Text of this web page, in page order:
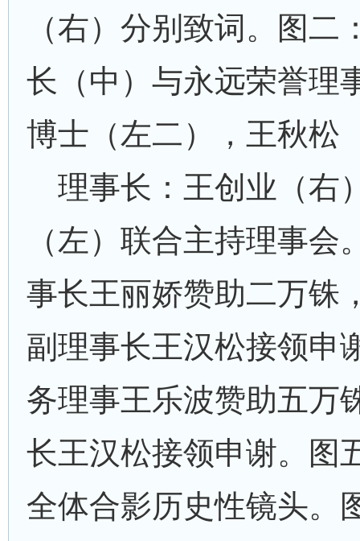
（右）分别致词。图二
长（中）与永远荣誉理
博士（左二），王秋松
理事长：王创业（右
（左）联合主持理事会
事长王丽娇赞助二万铢
副理事长王汉松接领申
务理事王乐波赞助五万
长王汉松接领申谢。图
全体合影历史性镜头。